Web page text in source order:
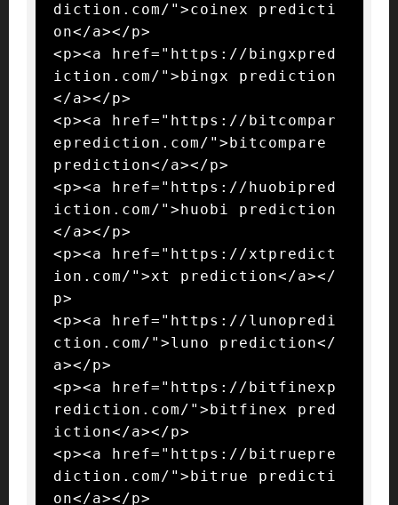
diction.com/">coinex predicti
on</a></p>
<p><a href="https://bingxpred
iction.com/">bingx prediction
</a></p>
<p><a href="https://bitcompar
eprediction.com/">bitcompare
prediction</a></p>
<p><a href="https://huobipred
iction.com/">huobi prediction
</a></p>
<p><a href="https://xtpredict
ion.com/">xt prediction</a></
p>
<p><a href="https://lunopredi
ction.com/">luno prediction</
a></p>
<p><a href="https://bitfinexp
rediction.com/">bitfinex pred
iction</a></p>
<p><a href="https://bitruepre
diction.com/">bitrue predicti
on</a></p>